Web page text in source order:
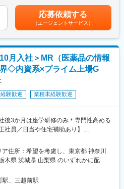
師とレベルの高い関係を築くことも、
員の育成などに関わることも可能で
経験し、新たなキャリアに挑戦してい
岩手・山形・宮城・福島
千葉・埼玉・茨城・栃木・群馬
重・静岡
山口・島根・鳥取
高知・愛媛
業務
に効くか（効果）／副作用や注意点／
かりやすく伝えます
の治療につながり、感謝されるやりが
大手製薬会社のプロジェクトで働ける
ら育成｜専門性の高いキャリア形成
あり｜収入アップ可能
客、旅行・ホテル、介護、公務員、教
・業務理解）
スペシャリスト・管理職や本社管理職
リアチェンジの可能性アリ）
年度実績4.2ヶ月）、報酬改定年1回■
万円の一時金を支給(3ヶ月の試用期間
あくまでも目安の金額であり、選考を
ります。月給(月額)は固定手当を含めた
応募依頼する
（エージェントサービス）
月入社＞MR（医薬品の情報
◇内資系×プライム上場G
験歓迎 業種未経験歓迎
後3か月は座学研修のみ＊専門性高める
社員／日当や住宅補助あり】
から医療業界で活躍できます！
したい
自己の成長を実感したい
を身に付けたい
たい
住所：希望を考慮し、東京都 神奈川
木県 茨城県 山梨県 のいずれかに配属
屋内全面禁煙＜勤務地詳細2＞本社住
14-1 フロントプレイス日本橋勤務地最
駅、三越前駅